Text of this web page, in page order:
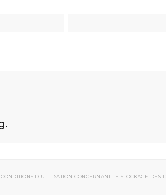
D'UTILISATION CONCERNANT LE STOCKAGE DES